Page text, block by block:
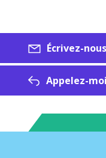
Contact
End-
Écrivez-nous
Appelez-moi